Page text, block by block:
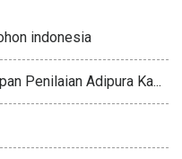
indonesia
Penilaian Adipura Ka...